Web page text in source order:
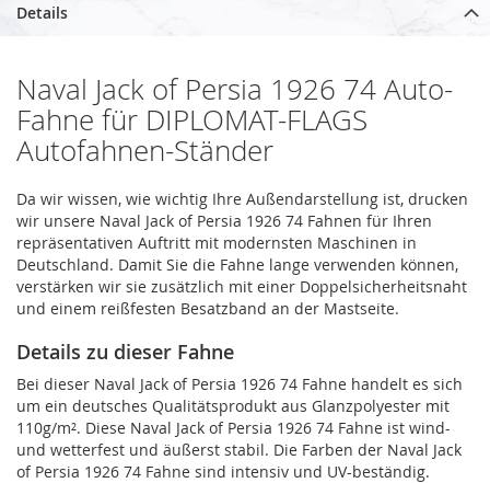
Details
Naval Jack of Persia 1926 74 Auto-
Fahne für DIPLOMAT-FLAGS
Autofahnen-Ständer
Da wir wissen, wie wichtig Ihre Außendarstellung ist, drucken
wir unsere Naval Jack of Persia 1926 74 Fahnen für Ihren
repräsentativen Auftritt mit modernsten Maschinen in
Deutschland. Damit Sie die Fahne lange verwenden können,
verstärken wir sie zusätzlich mit einer Doppelsicherheitsnaht
und einem reißfesten Besatzband an der Mastseite.
Details zu dieser Fahne
Bei dieser Naval Jack of Persia 1926 74 Fahne handelt es sich
um ein deutsches Qualitätsprodukt aus Glanzpolyester mit
110g/m². Diese Naval Jack of Persia 1926 74 Fahne ist wind-
und wetterfest und äußerst stabil. Die Farben der Naval Jack
of Persia 1926 74 Fahne sind intensiv und UV-beständig.